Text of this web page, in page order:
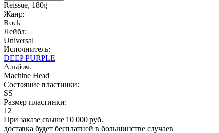
Reissue, 180g
Жанр:
Rock
Лейбл:
Universal
Исполнитель:
DEEP PURPLE
Альбом:
Machine Head
Состояние пластинки:
SS
Размер пластинки:
12
При заказе свыше 10 000 руб.
доставка будет бесплатной в большинстве случаев